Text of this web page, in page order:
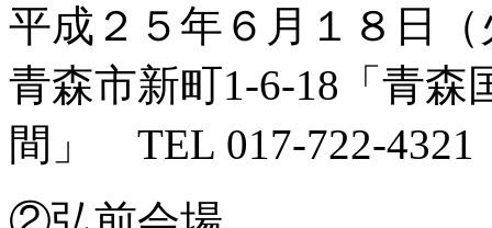
平成２５年６月１８日
青森市新町1-6-18「青
間」 TEL 017-722-4321